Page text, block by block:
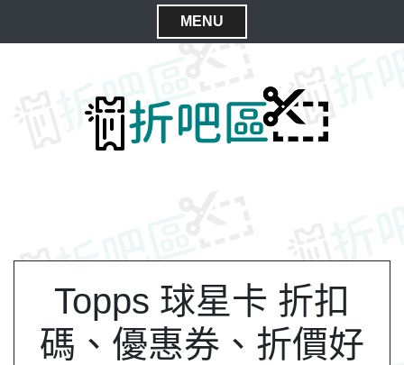
MENU
C
Topps 球星卡 折扣
碼、優惠券、折價好